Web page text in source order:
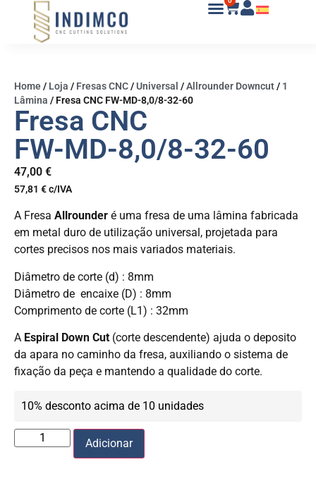
Home/ Loja / Fresas CNC/Universal /Allrounder Downcut/ 1
Lâmina / Fresa CNC FW-MD-8,0/8-32-60
Fresa CNC
FW-MD-8,0/8-32-60
47,00 €
57,81 €c/IVA
A Fresa Allrounder é uma fresa de uma lâmina fabricada
em metal duro de utilização universal, projetada para
cortes precisos nos mais variados materiais.
Diâmetro de corte (d) : 8mm
Diâmetro de encaixe (D) : 8mm
Comprimento de corte (L1) : 32mm
A Espiral Down Cut (corte descendente) ajuda o deposito
da apara no caminho da fresa, auxiliando o sistema de
fixação da peça e mantendo a qualidade do corte.
10% desconto acima de 10 unidades
Adicionar